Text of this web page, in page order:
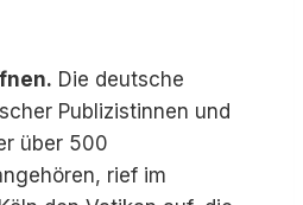
Die deutsche
Publizistinnen und
über 500
rief im